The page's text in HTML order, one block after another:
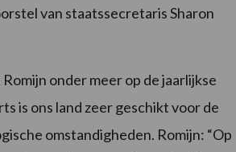
van staatssecretaris Sharon
onder meer op de jaarlijkse
is ons land zeer geschikt voor de
omstandigheden. Romijn: “Op